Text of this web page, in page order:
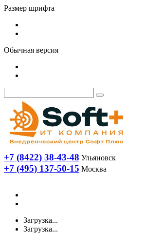
Размер шрифта
Обычная версия
+7 (8422) 38-43-48 Ульяновск
+7 (495) 137-50-15 Москва
Загрузка...
Загрузка...